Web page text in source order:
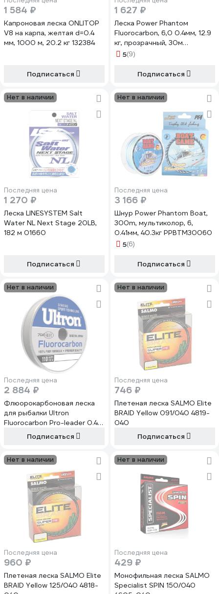
1 584 ₽
Капроновая леска ONLITOP
V8 на карпа, желтая d=0.4
мм, 1000 м, 20.2 кг 132384
Подписаться
1 627 ₽
Леска Power Phantoм
Fluorocarbon, 6,0 0.4мм, 12.9
кг, прозрачный, 30м
PPF30040
5(9)
Подписаться
Нет в наличии
Последняя цена
1 270 ₽
Леска LINESYSTEM Salt
Water NL Next Stage 20LB,
182 м 01660
Подписаться
Нет в наличии
Последняя цена
3 166 ₽
Шнур Power Phantom Boat,
300m, мультиколор, 6,
0.41мм, 40.3кг PPBTM30060
5(6)
Подписаться
Нет в наличии
Последняя цена
2 884 ₽
Флюорокарбоновая леска
для рыбалки Ultron
Fluorocarbon Pro-leader 0.40
мм, 12.4 кг, 100 м, прозрачная
Подписаться
Нет в наличии
Последняя цена
746 ₽
Плетеная леска SALMO Elite
BRAID Yellow 091/040 4819-
040
Подписаться
Нет в наличии
Последняя цена
960 ₽
Плетеная леска SALMO Elite
BRAID Yellow 125/040 4818-
Нет в наличии
Последняя цена
429 ₽
Монофильная леска SALMO
Specialist SPIN 150/040